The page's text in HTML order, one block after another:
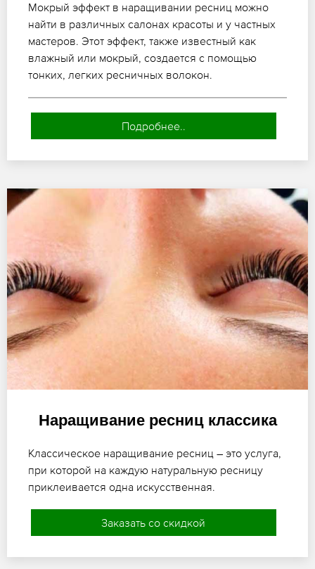
Мокрый эффект в наращивании ресниц можно
найти в различных салонах красоты и у частных
мастеров. Этот эффект, также известный как
влажный или мокрый, создается с помощью
тонких, легких ресничных волокон.
Подробнее..
Наращивание ресниц классика
Классическое наращивание ресниц – это услуга,
при которой на каждую натуральную ресницу
приклеивается одна искусственная.
Заказать со скидкой